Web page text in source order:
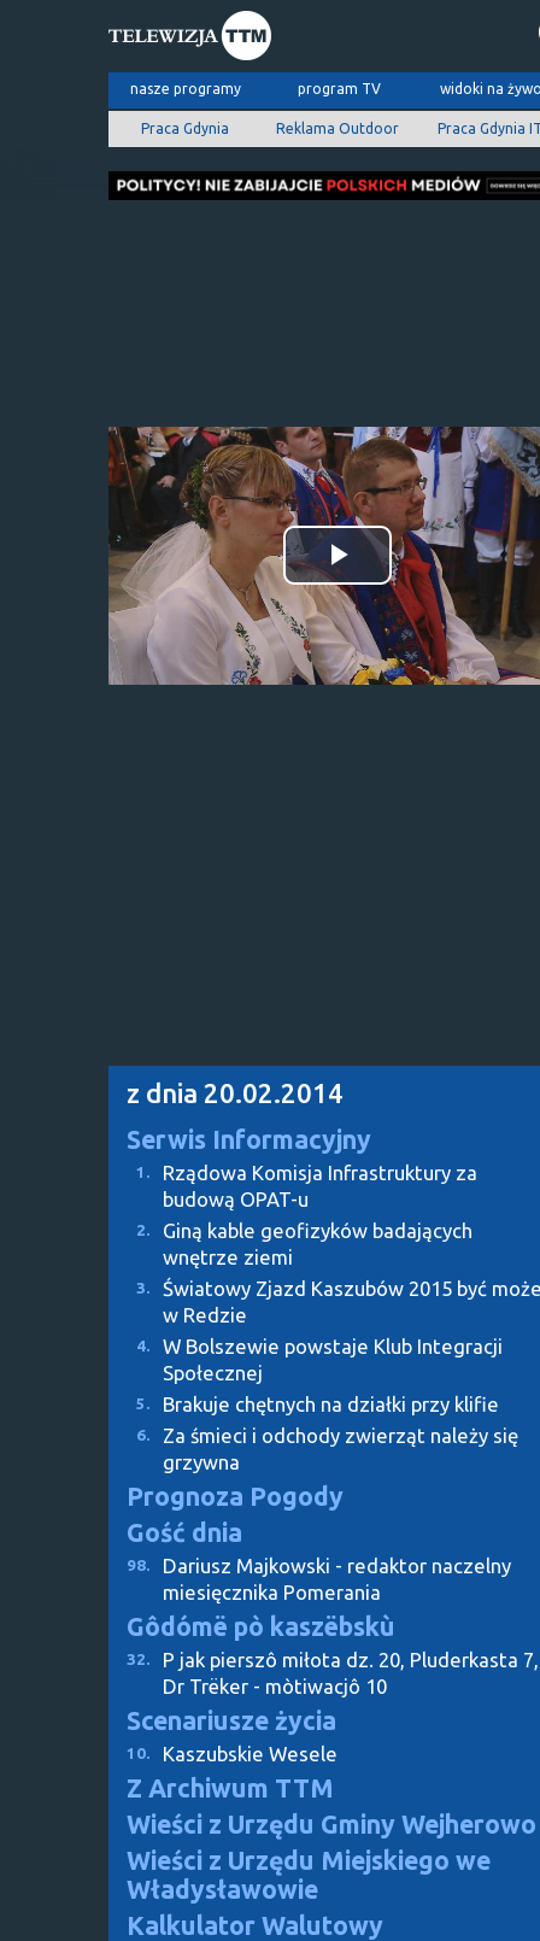
nasze programy program TV widoki na
Praca Gdynia Reklama Outdoor Praca Gdynia
Odtwórz
wideo
z dnia 20.02.2014
Serwis Informacyjny
1.
Rządowa Komisja Infrastruktury za
budową OPAT-u
2.
Giną kable geofizyków badających
wnętrze ziemi
3.
Światowy Zjazd Kaszubów 2015 być
w Redzie
4.
W Bolszewie powstaje Klub Integracji
Społecznej
5. Brakuje chętnych na działki przy klifie
6.
Za śmieci i odchody zwierząt należy się
grzywna
Prognoza Pogody
Gość dnia
98.
Dariusz Majkowski - redaktor naczelny
miesięcznika Pomerania
Gôdómë pò kaszëbskù
32.
P jak pierszô miłota dz. 20, Pluderkasta 7,
Dr Trëker - mòtiwacjô 10
Scenariusze życia
10. Kaszubskie Wesele
Z Archiwum TTM
Wieści z Urzędu Gminy Wejherowo
Wieści z Urzędu Miejskiego we
Władysławowie
Kalkulator Walutowy